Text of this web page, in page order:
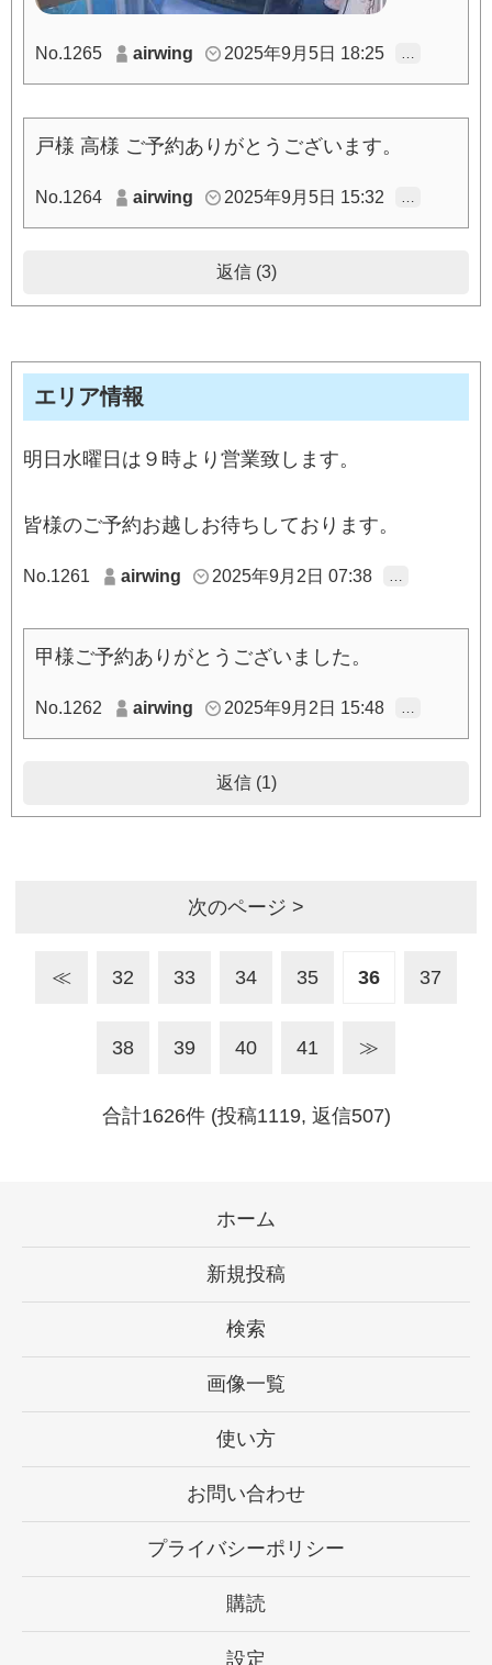
No.1265 airwing 2025年9月5日 18:25 …
戸様 高様 ご予約ありがとうございます。
No.1264 airwing 2025年9月5日 15:32 …
返信 (3)
エリア情報
明日水曜日は９時より営業致します。
皆様のご予約お越しお待ちしております。
No.1261 airwing 2025年9月2日 07:38 …
甲様ご予約ありがとうございました。
No.1262 airwing 2025年9月2日 15:48 …
返信 (1)
次のページ >
≪ 32 33 34 35 36 37
38 39 40 41 ≫
合計1626件 (投稿1119, 返信507)
ホーム
新規投稿
検索
画像一覧
使い方
お問い合わせ
プライバシーポリシー
購読
設定